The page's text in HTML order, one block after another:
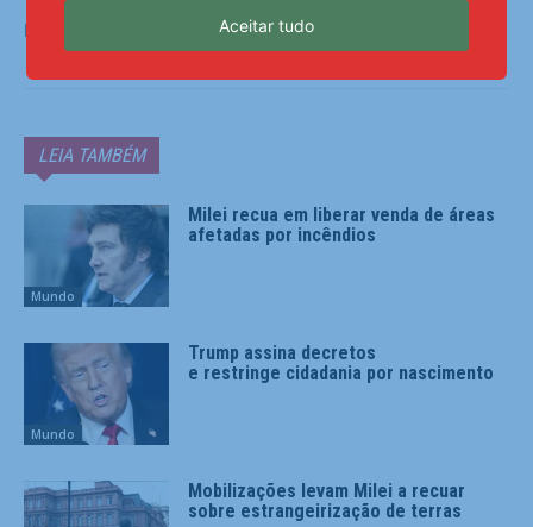
Fonte:
LEIA TAMBÉM
Mundo
Milei recua em liberar venda de áreas
afetadas por incêndios
Mundo
Trump assina decretos
e restringe cidadania por nascimento
Mobilizações levam Milei a recuar
sobre estrangeirização de terras
Aceitar tudo